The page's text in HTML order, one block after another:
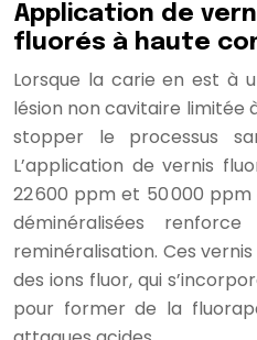
Application de
fluorés à haute
Lorsque la carie en est à
lésion non cavitaire limitée
stopper le processus
L’application de vernis
22 600 ppm et 50 000
déminéralisées
reminéralisation. Ces
des ions fluor, qui
pour former de la